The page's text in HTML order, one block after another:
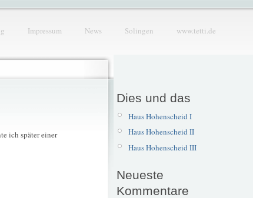
Impressum News Solingen www.tetti.de
ich später einer
Dies und das
Haus Hohenscheid I
Haus Hohenscheid II
Haus Hohenscheid III
Neueste
Kommentare